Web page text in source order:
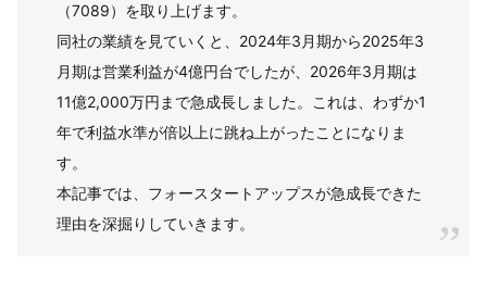
（7089）を取り上げます。
同社の業績を見ていくと、2024年3月期から2025年3
月期は営業利益が4億円台でしたが、2026年3月期は
11億2,000万円まで急成長しました。これは、わずか1
年で利益水準が倍以上に跳ね上がったことになりま
す。
本記事では、フォースタートアップスが急成長できた
理由を深掘りしていきます。